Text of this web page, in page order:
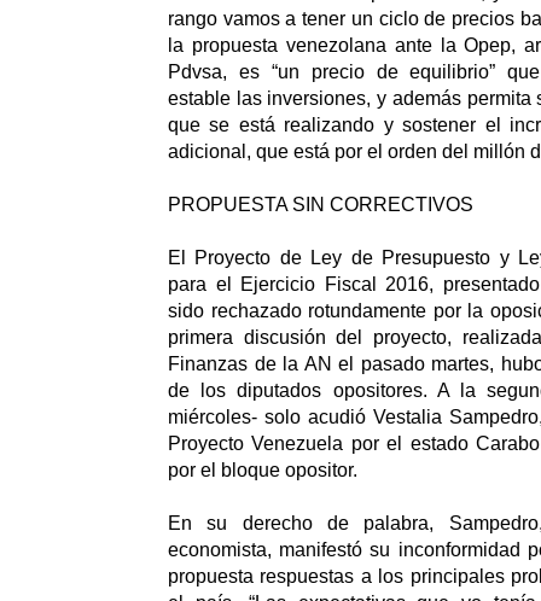
rango vamos a tener un ciclo de precios
la propuesta venezolana ante la Opep,
Pdvsa, es “un precio de equilibrio”
estable las inversiones, y además permita
que se está realizando y sostener el
adicional, que está por el orden del millón
PROPUESTA SIN CORRECTIVOS
El Proyecto de Ley de Presupuesto y
para el Ejercicio Fiscal 2016,
sido rechazado rotundamente por la
primera discusión del proyecto,
Finanzas de la AN el pasado martes,
de los diputados opositores. A la
miércoles- solo acudió Vestalia
Proyecto Venezuela por el estado
por el bloque opositor.
En su derecho de palabra,
economista, manifestó su inconformidad
propuesta respuestas a los principales